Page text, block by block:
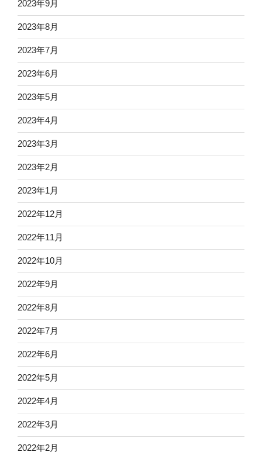
2023年9月
2023年8月
2023年7月
2023年6月
2023年5月
2023年4月
2023年3月
2023年2月
2023年1月
2022年12月
2022年11月
2022年10月
2022年9月
2022年8月
2022年7月
2022年6月
2022年5月
2022年4月
2022年3月
2022年2月